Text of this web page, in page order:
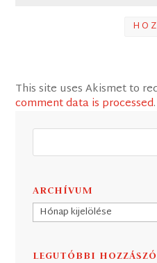
This site uses Akismet to
comment data is processed.
ARCHÍVUM
Archívum
LEGUTÓBBI